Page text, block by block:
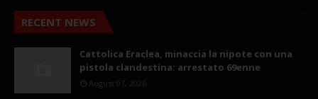
RECENT NEWS
Cattolica Eraclea, minaccia la nipote con una
pistola clandestina: arrestato 69enne
August 07, 2026